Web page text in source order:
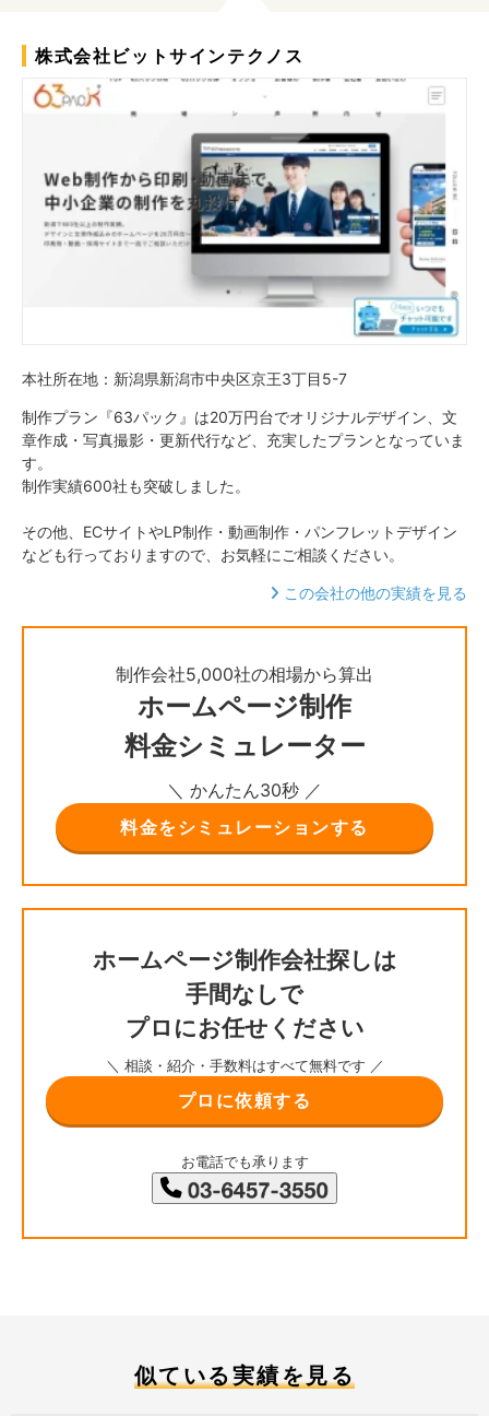
株式会社ビットサインテクノス
本社所在地：新潟県新潟市中央区京王3丁目5-7
制作プラン『63パック』は20万円台でオリジナルデザイン、文
章作成・写真撮影・更新代行など、充実したプランとなっていま
す。
制作実績600社も突破しました。
その他、ECサイトやLP制作・動画制作・パンフレットデザイン
なども行っておりますので、お気軽にご相談ください。
この会社の他の実績を見る
制作会社5,000社の相場から算出
ホームページ制作
料金シミュレーター
＼ かんたん30秒 ／
料金をシミュレーションする
ホームページ制作会社探しは
手間なしで
プロにお任せください
＼ 相談・紹介・手数料はすべて無料です ／
プロに依頼する
お電話でも承ります
似ている実績を見る